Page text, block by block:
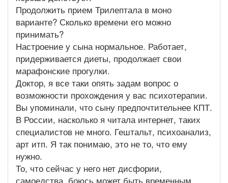
Продолжить прием Трилептала в моно
варианте? Сколько времени его можно
принимать?
Настроение у сына нормальное. Работает,
придерживается диеты, продолжает свои
марафонские прогулки.
Доктор, я все таки опять задам вопрос о
возможности прохождения у вас психотерапии.
Вы упоминали, что сыну предпочтительнее КПТ.
В России, насколько я читала интернет, таких
специалистов не много. Гештальт, психоанализ,
арт итп. Я так понимаю, это не то, что ему
нужно.
То, что сейчас у него нет дисфории,
самоедства, боюсь может быть временным